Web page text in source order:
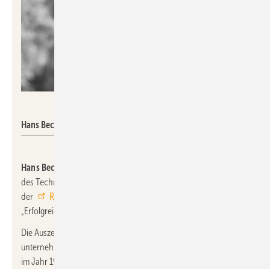
Hans Beckhoff
Hans Beckhoff,
des Technologieunternehmens Beckhoff Automation, wurde mit
der
Rudolf-Diesel-Medaille
„Erfolgreichste Innovationsleistung“ geehrt.
Die Auszeichnung würdigt seinen Erfindergeist und
unternehmerischen Mut. Seit der Gründung des Unternehmens
im Jahr 1980 hat Beckhoff mit der PC-basierten